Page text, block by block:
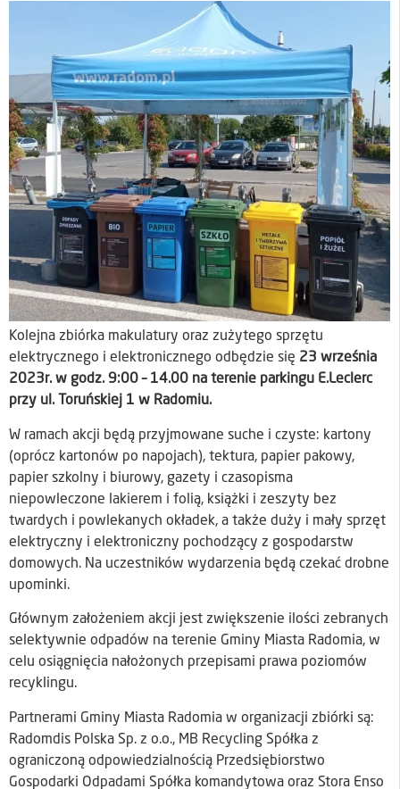
Kolejna zbiórka makulatury oraz zużytego sprzętu
elektrycznego i elektronicznego odbędzie się 23 września
2023r. w godz. 9:00 – 14.00 na terenie parkingu E.Leclerc
przy ul. Toruńskiej 1 w Radomiu.
W ramach akcji będą przyjmowane suche i czyste: kartony
(oprócz kartonów po napojach), tektura, papier pakowy,
papier szkolny i biurowy, gazety i czasopisma
niepowleczone lakierem i folią, książki i zeszyty bez
twardych i powlekanych okładek, a także duży i mały sprzęt
elektryczny i elektroniczny pochodzący z gospodarstw
domowych. Na uczestników wydarzenia będą czekać drobne
upominki.
Głównym założeniem akcji jest zwiększenie ilości zebranych
selektywnie odpadów na terenie Gminy Miasta Radomia, w
celu osiągnięcia nałożonych przepisami prawa poziomów
recyklingu.
Partnerami Gminy Miasta Radomia w organizacji zbiórki są:
Radomdis Polska Sp. z o.o., MB Recycling Spółka z
ograniczoną odpowiedzialnością Przedsiębiorstwo
Gospodarki Odpadami Spółka komandytowa oraz Stora Enso